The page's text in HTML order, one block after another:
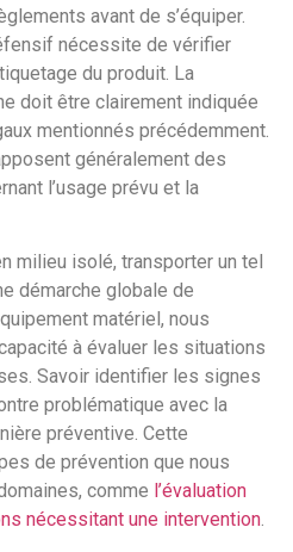
avant de s’équiper.
nécessite de vérifier
du produit. La
doit être clairement indiquée
mentionnés précédemment.
généralement des
l’usage prévu et la
milieu isolé, transporter un tel
démarche globale de
matériel, nous
à évaluer les situations
Savoir identifier les signes
problématique avec la
préventive. Cette
de prévention que nous
comme l’évaluation
nécessitant une intervention.